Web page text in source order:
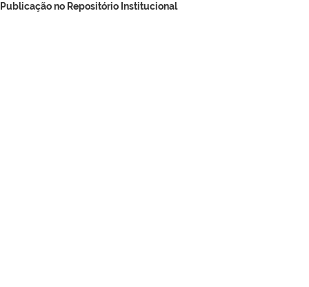
Publicação no Repositório Institucional